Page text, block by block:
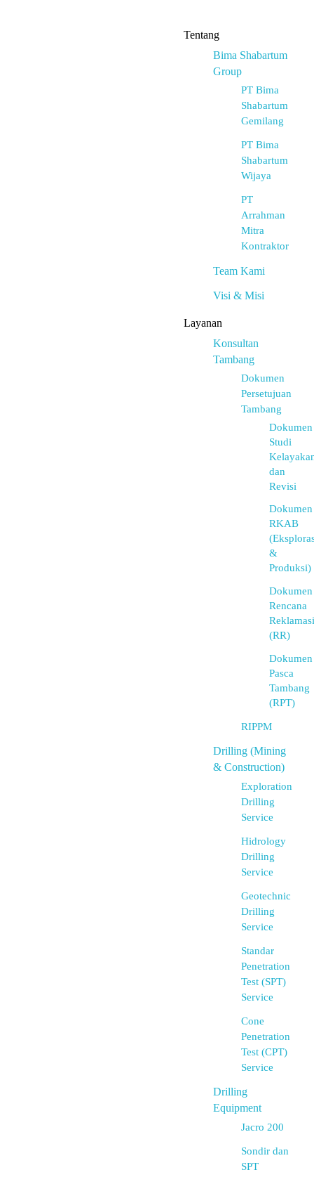
Tentang
Bima Shabartum
Group
PT Bima
Shabartum
Gemilang
PT Bima
Shabartum
Wijaya
PT
Arrahman
Mitra
Kontraktor
Team Kami
Visi & Misi
Layanan
Konsultan
Tambang
Dokumen
Persetujuan
Tambang
Dokumen
Studi
dan
Revisi
Dokumen
RKAB
&
Produksi)
Dokumen
Rencana
Reklamasi
(RR)
Dokumen
Pasca
Tambang
(RPT)
RIPPM
Drilling (Mining
& Construction)
Exploration
Drilling
Service
Hidrology
Drilling
Service
Geotechnic
Drilling
Service
Standar
Penetration
Test (SPT)
Service
Cone
Penetration
Test (CPT)
Service
Drilling
Equipment
Jacro 200
Sondir dan
SPT